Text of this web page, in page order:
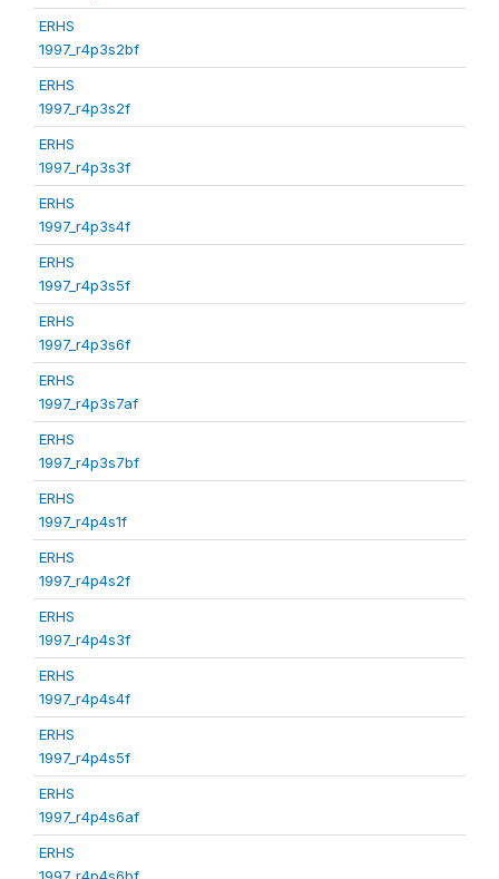
ERHS
1997_r4p3s2bf
ERHS
1997_r4p3s2f
ERHS
1997_r4p3s3f
ERHS
1997_r4p3s4f
ERHS
1997_r4p3s5f
ERHS
1997_r4p3s6f
ERHS
1997_r4p3s7af
ERHS
1997_r4p3s7bf
ERHS
1997_r4p4s1f
ERHS
1997_r4p4s2f
ERHS
1997_r4p4s3f
ERHS
1997_r4p4s4f
ERHS
1997_r4p4s5f
ERHS
1997_r4p4s6af
ERHS
1997_r4p4s6bf